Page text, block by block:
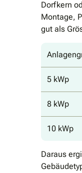
Dorfkern
Montage,
gut als
5 kWp
8 kWp
10 kWp
Daraus